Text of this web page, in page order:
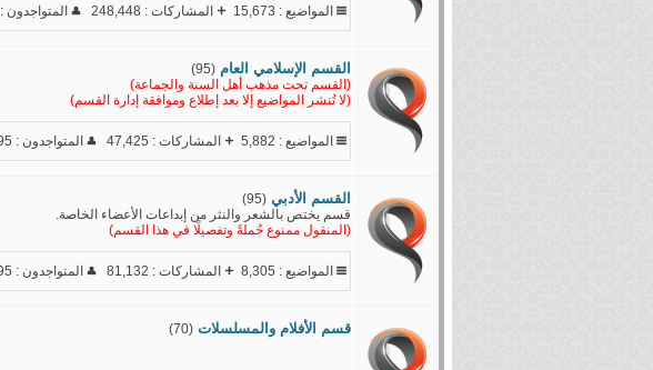
المواضيع : 15,673 المشاركات : 248,448 المتواجدون : 197
القسم الإسلامي العام (95)
(القسم تحت مذهب أهل السنة والجماعة)
(لا تُنشر المواضيع إلا بعد إطلاع وموافقة إدارة القسم)
المواضيع : 5,882 المشاركات : 47,425 المتواجدون : 95
القسم الأدبي (95)
قسم يختص بالشعر والنثر من إبداعات الأعضاء الخاصة.
(المنقول ممنوع جُملةً وتفصيلًا في هذا القسم)
المواضيع : 8,305 المشاركات : 81,132 المتواجدون : 95
قسم الأفلام والمسلسلات (70)